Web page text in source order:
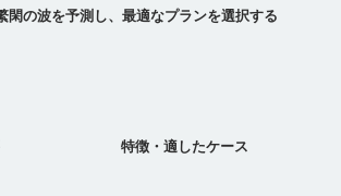
閑の波を予測し、最適なプランを選択する
特徴・適したケース